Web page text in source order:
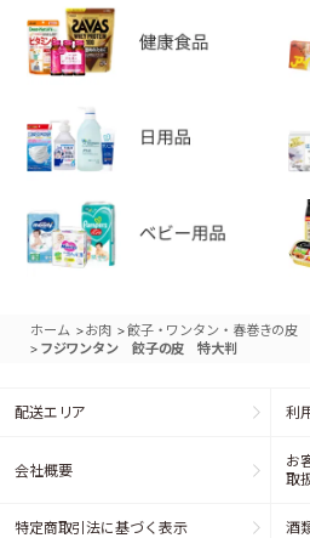
ホーム >お肉 >餃子・ワンタン・春巻きの皮
> フジワンタン 餃子の皮 特大判
配送エリア 利
会社概要
お
取
特定商取引法に基づく表示 酒